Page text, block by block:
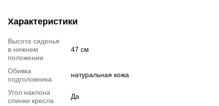
Характеристики
Высота сиденья
в нижнем
положении
47 см
Обивка
подголовника
натуральная кожа
Угол наклона
спинки кресла
Да